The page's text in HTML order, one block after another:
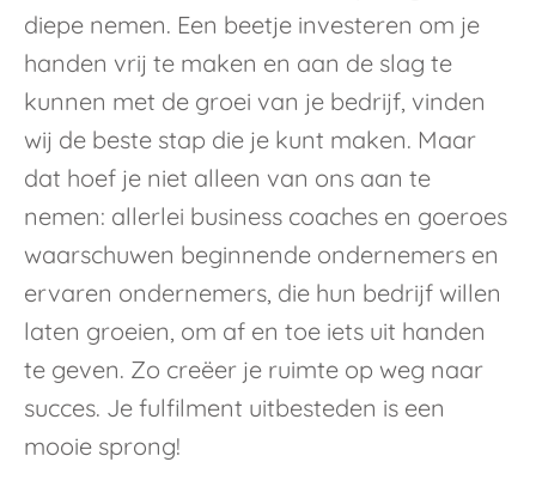
diepe nemen. Een beetje investeren om je
handen vrij te maken en aan de slag te
kunnen met de groei van je bedrijf, vinden
wij de beste stap die je kunt maken. Maar
dat hoef je niet alleen van ons aan te
nemen: allerlei business coaches en goeroes
waarschuwen beginnende ondernemers en
ervaren ondernemers, die hun bedrijf willen
laten groeien, om af en toe iets uit handen
te geven. Zo creëer je ruimte op weg naar
succes. Je fulfilment uitbesteden is een
mooie sprong!